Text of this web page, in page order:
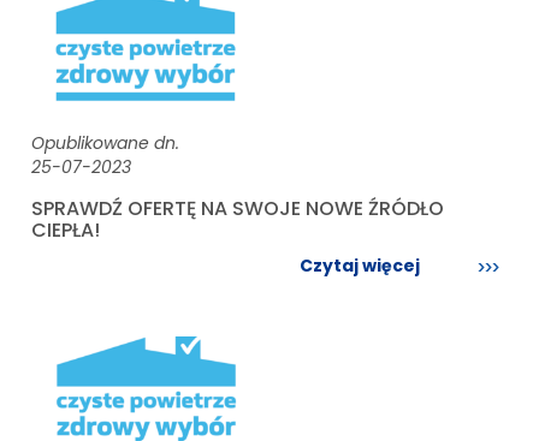
Opublikowane dn.
25-07-2023
SPRAWDŹ OFERTĘ NA SWOJE NOWE ŹRÓDŁO
CIEPŁA!
Czytaj więcej